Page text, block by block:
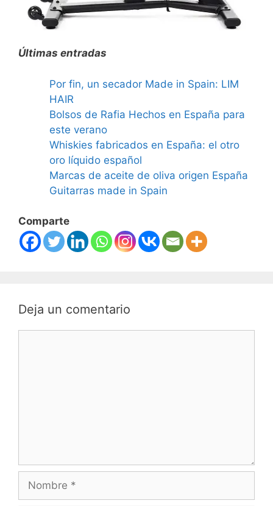
Últimas entradas
Por fin, un secador Made in Spain: LIM
HAIR
Bolsos de Rafia Hechos en España para
este verano
Whiskies fabricados en España: el otro
oro líquido español
Marcas de aceite de oliva origen España
Guitarras made in Spain
Comparte
Deja un comentario
Nombre